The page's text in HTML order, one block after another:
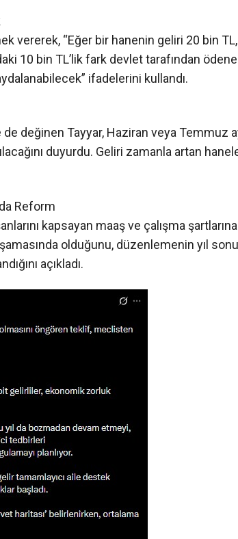
vererek, “Eğer bir hanenin geliri 20 bin
10 bin TL’lik fark devlet tarafından
değinen Tayyar, Haziran veya Temmuz
duyurdu. Geliri zamanla artan
Reform
kapsayan maaş ve çalışma
olduğunu, düzenlemenin yıl